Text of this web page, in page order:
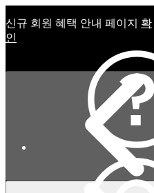
신규 회원 혜택 안내 페이지 확
인